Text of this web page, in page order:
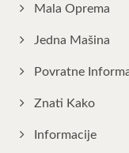
Mala Oprema
Jedna Mašina
Povratne
Znati Kako
Informacije